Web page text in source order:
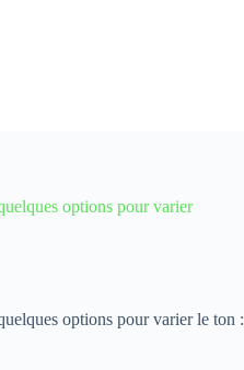
options pour varier
options pour varier le ton :